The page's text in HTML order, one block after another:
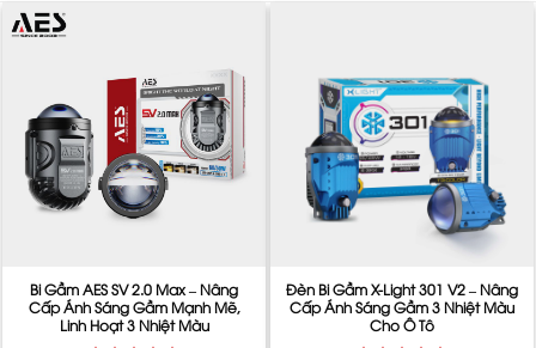
Bi Gầm AES SV 2.0 Max – Nâng
Cấp Ánh Sáng Gầm Mạnh Mẽ,
Linh Hoạt 3 Nhiệt Màu
Đèn Bi Gầm X-Light 301 V2 – Nâng
Cấp Ánh Sáng Gầm 3 Nhiệt Màu
Cho Ô Tô